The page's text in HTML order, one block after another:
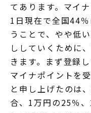
てあります。マイ
1日現在で全国44
うことで、やや低
ししていくために
きます。まず登録
マイナポイントを
と申し上げたのは
合、1万円の25％